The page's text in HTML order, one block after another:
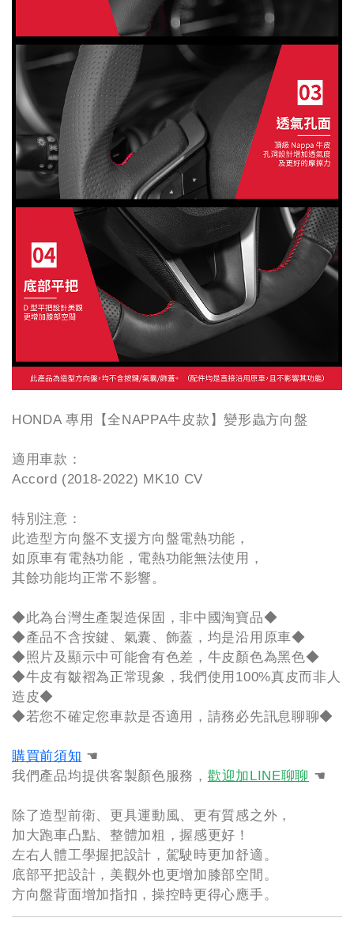
HONDA 專用【全NAPPA牛皮款】變形蟲方向盤
適用車款：
Accord (2018-2022) MK10 CV
特別注意：
此造型方向盤不支援方向盤電熱功能，
如原車有電熱功能，電熱功能無法使用，
其餘功能均正常不影響。
◆此為台灣生產製造保固，非中國淘寶品◆
◆產品不含按鍵、氣囊、飾蓋，均是沿用原車◆
◆照片及顯示中可能會有色差，牛皮顏色為黑色◆
◆牛皮有皺褶為正常現象，我們使用100%真皮而非人
造皮◆
◆若您不確定您車款是否適用，請務必先訊息聊聊◆
購買前須知 ☚
我們產品均提供客製顏色服務， 歡迎加LINE聊聊 ☚
除了造型前衛、更具運動風、更有質感之外，
加大跑車凸點、整體加粗，握感更好！
左右人體工學握把設計，駕駛時更加舒適。
底部平把設計，美觀外也更增加膝部空間。
方向盤背面增加指扣，操控時更得心應手。